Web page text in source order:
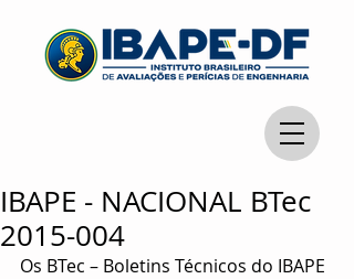
IBAPE - NACIONAL BTec
2015-004
Os BTec – Boletins Técnicos do IBAPE